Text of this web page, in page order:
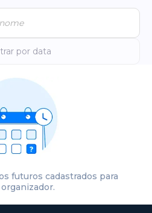
por data
futuros cadastrados para